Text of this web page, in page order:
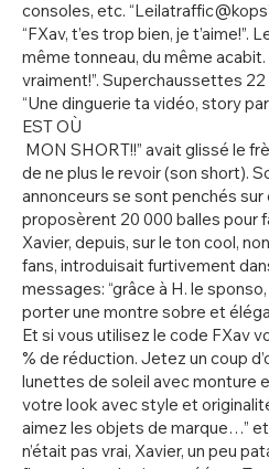
consoles, etc.
“FXav, t’es trop bien, je t’aime!”.
même tonneau, du même acabit.
vraiment!”. Superchaussettes
“Une dinguerie ta vidéo, story
EST OÙ
MON SHORT!!” avait glissé le
de ne plus le revoir (son short).
annonceurs se sont penchés
proposèrent 20 000 balles pour
Xavier, depuis, sur le ton cool,
fans, introduisait furtivement
messages: “grâce à H. le
porter une montre sobre et
Et si vous utilisez le code FXav
% de réduction. Jetez un coup
lunettes de soleil avec monture
votre look avec style et
aimez les objets de marque…”
n’était pas vrai, Xavier, un peu